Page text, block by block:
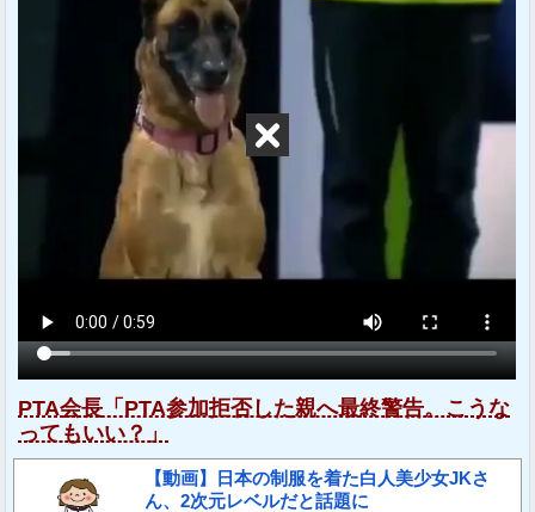
PTA会長「PTA参加拒否した親へ最終警告。こうな
ってもいい？」
【動画】日本の制服を着た白人美少女JKさ
ん、2次元レベルだと話題に